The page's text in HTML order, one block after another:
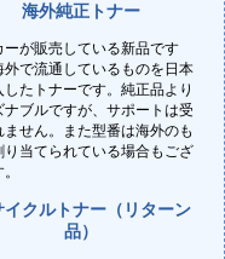
海外純正トナー
ーが販売している新品です
外で流通しているものを日本
したトナーです。純正品より
ナブルですが、サポートは受
ません。また型番は海外のも
り当てられている場合もござ
イクルトナー（リターン
品）